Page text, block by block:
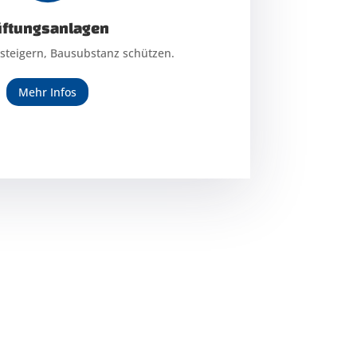
Bausubstanz schützen.
Mehr Infos
Bausubstanz schützen.
Mehr Infos